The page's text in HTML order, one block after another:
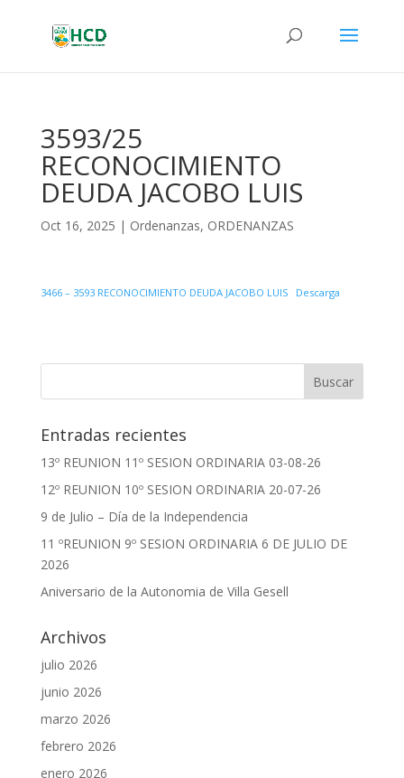
3593/25
RECONOCIMIENTO
DEUDA JACOBO LUIS
Oct 16, 2025 | Ordenanzas, ORDENANZAS
3466 – 3593 RECONOCIMIENTO DEUDA JACOBO LUIS Descarga
Entradas recientes
13º REUNION 11º SESION ORDINARIA 03-08-26
12º REUNION 10º SESION ORDINARIA 20-07-26
9 de Julio – Día de la Independencia
11 ºREUNION 9º SESION ORDINARIA 6 DE JULIO DE
2026
Aniversario de la Autonomia de Villa Gesell
Archivos
julio 2026
junio 2026
marzo 2026
febrero 2026
enero 2026